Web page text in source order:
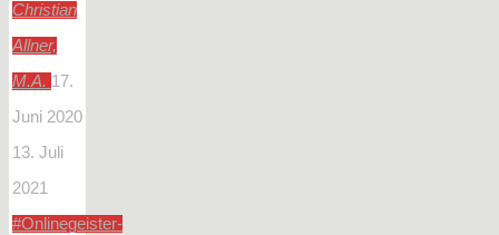
Christian
Allner,
M.A. 17.
Juni 2020
13. Juli
2021
#Onlinegeister-